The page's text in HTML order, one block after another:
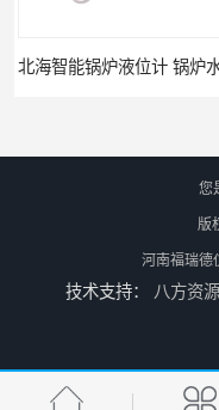
您
版
河南福瑞德
技术支持： 八方资